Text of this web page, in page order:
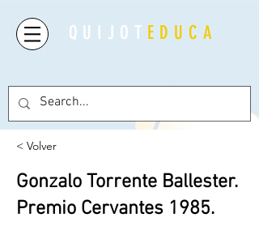
QUIJOT EDUCA
< Volver
Gonzalo Torrente Ballester.
Premio Cervantes 1985.